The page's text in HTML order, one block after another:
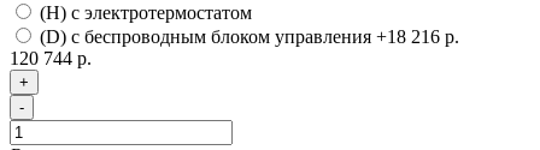
(H) с электротермостатом
(D) с беспроводным блоком управления +18 216 р.
120 744 р.
+
-